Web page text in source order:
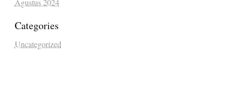
Agustus 2024
Categories
Uncategorized